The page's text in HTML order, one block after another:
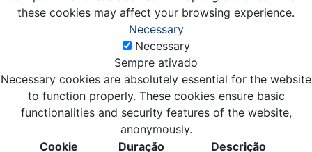
these cookies may affect your browsing experience.
Necessary
Necessary
Sempre ativado
Necessary cookies are absolutely essential for the website
to function properly. These cookies ensure basic
functionalities and security features of the website,
anonymously.
Cookie
Duração Descrição